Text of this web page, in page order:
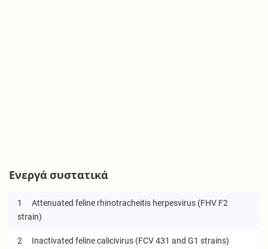
Ενεργά συστατικά
1
Attenuated feline rhinotracheitis herpesvirus (FHV F2
strain)
2
Inactivated feline calicivirus (FCV 431 and G1 strains)